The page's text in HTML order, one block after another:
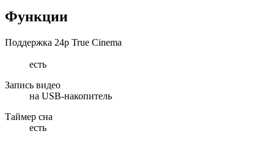
Функции
Поддержка 24p True Cinema
есть
Запись видео
на USB-накопитель
Таймер сна
есть